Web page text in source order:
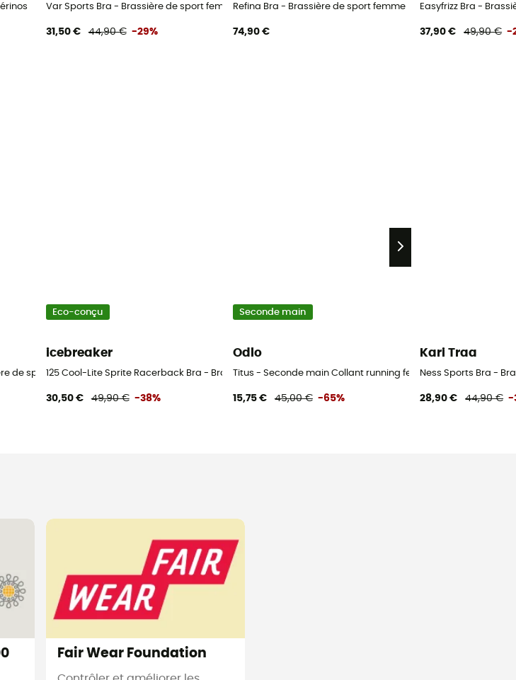
Var Sports Bra - Brassière de sport femme
31,50 € 44,90 € -29%
Refina Bra - Brassière de sport femme
74,90 €
Easyfrizz Bra -
37,90 € 49,90 € -
de sport femme
Eco-conçu
icebreaker
125 Cool-Lite Sprite Racerback Bra - Brassière laine mérinos
30,50 € 49,90 € -38%
Seconde main
Odlo
Titus - Seconde main Collant running femme - Beige - 34
15,75 € 45,00 € -65%
Kari Traa
Ness Sports Bra -
28,90 € 44,90 € -
Fair Wear Foundation